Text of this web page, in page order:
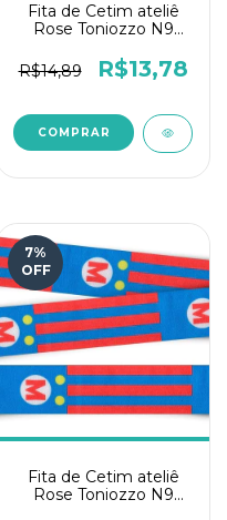
Fita de Cetim ateliê
Rose Toniozzo N9
com Fritas
R$14,89 R$13,78
7%
OFF
Fita de Cetim ateliê
Rose Toniozzo N9